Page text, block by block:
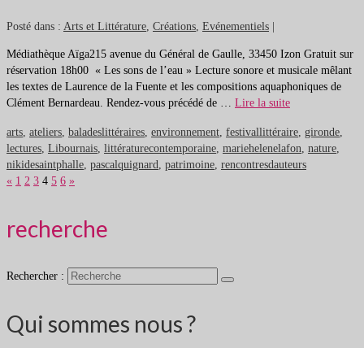
Posté dans : Arts et Littérature Créations Evénementiels
Médiathèque Aïga215 avenue du Général de Gaulle, 33450 Izon Gratuit sur
réservation 18h00 « Les sons de l’eau » Lecture sonore et musicale mêlant
les textes de Laurence de la Fuente et les compositions aquaphoniques de
Clément Bernardeau. Rendez-vous précédé de … Lire la suite
arts ateliers baladeslittéraires environnement festivallittéraire gironde
lectures Libournais littératurecontemporaine mariehelenelafon nature
nikidesaintphalle pascalquignard patrimoine rencontresdauteurs
« 1 2 3 4 5 6 »
recherche
Rechercher :
Qui sommes nous ?